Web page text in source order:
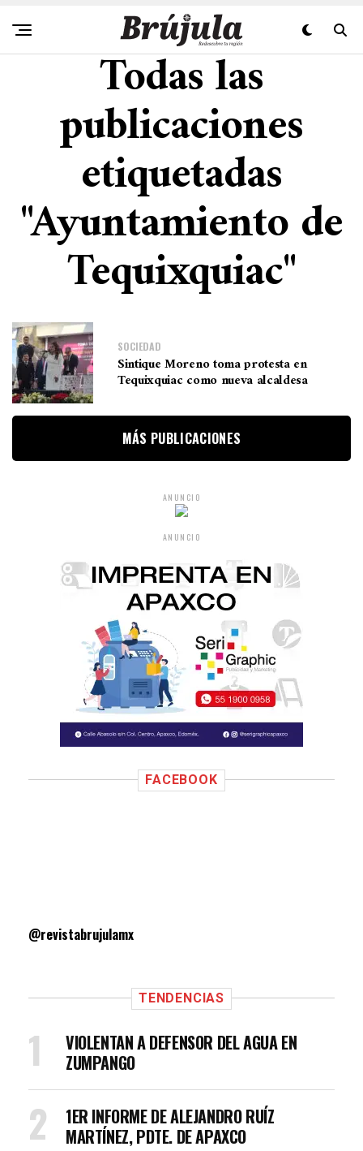
Todas las
publicaciones
etiquetadas
"Ayuntamiento de
Tequixquiac"
SOCIEDAD
Sintique Moreno toma protesta en
Tequixquiac como nueva alcaldesa
MÁS PUBLICACIONES
ANUNCIO
ANUNCIO
FACEBOOK
@revistabrujulamx
TENDENCIAS
VIOLENTAN A DEFENSOR DEL AGUA EN
ZUMPANGO
1ER INFORME DE ALEJANDRO RUÍZ
MARTÍNEZ, PDTE. DE APAXCO